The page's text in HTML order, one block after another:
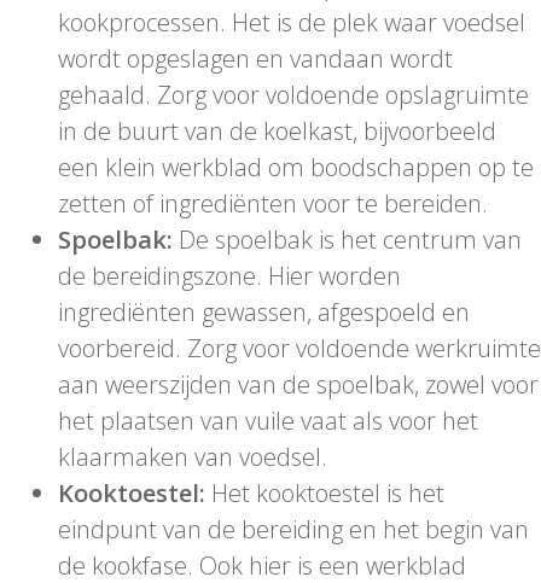
kookprocessen. Het is de plek waar voedsel
wordt opgeslagen en vandaan wordt
gehaald. Zorg voor voldoende opslagruimte
in de buurt van de koelkast, bijvoorbeeld
een klein werkblad om boodschappen op te
zetten of ingrediënten voor te bereiden.
Spoelbak: De spoelbak is het centrum van
de bereidingszone. Hier worden
ingrediënten gewassen, afgespoeld en
voorbereid. Zorg voor voldoende werkruimte
aan weerszijden van de spoelbak, zowel voor
het plaatsen van vuile vaat als voor het
klaarmaken van voedsel.
Kooktoestel: Het kooktoestel is het
eindpunt van de bereiding en het begin van
de kookfase. Ook hier is een werkblad